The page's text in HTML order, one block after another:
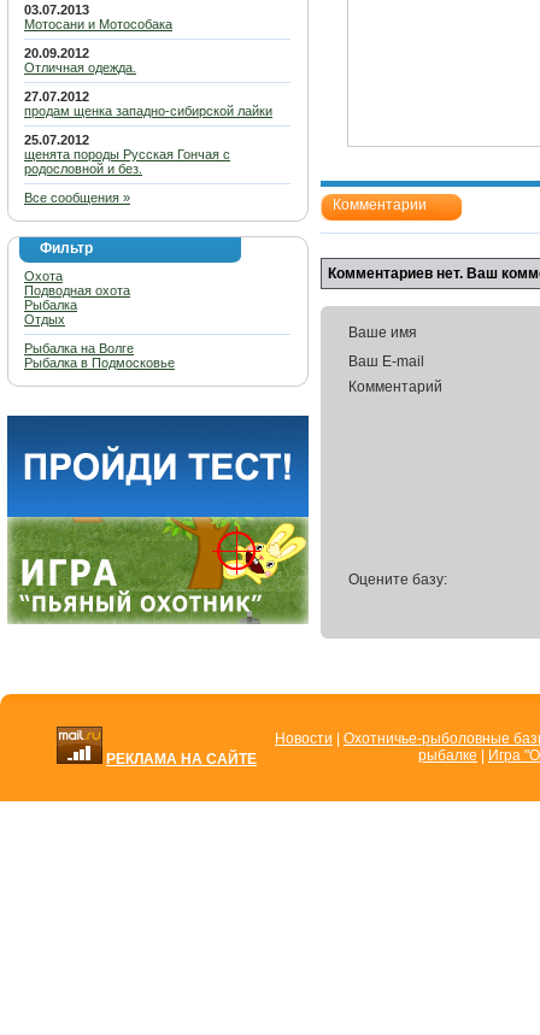
03.07.2013
Мотосани и Мотособака
20.09.2012
Отличная одежда.
27.07.2012
продам щенка западно-сибирской лайки
25.07.2012
щенята породы Русская Гончая с
родословной и без.
Все сообщения »
Фильтр
Охота
Подводная охота
Рыбалка
Отдых
Рыбалка на Волге
Рыбалка в Подмосковье
Комментарии
Комментариев нет. Ваш
Ваше имя
Ваш E-mail
Комментарий
Оцените базу:
РЕКЛАМА НА САЙТЕ
Новости
Охотничье-рыболовные
рыбалке
Игра